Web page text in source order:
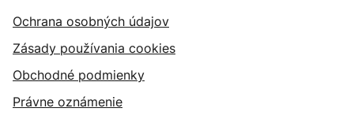
Ochrana osobných údajov
Zásady používania cookies
Obchodné podmienky
Právne oznámenie